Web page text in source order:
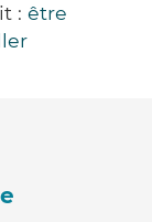
: être